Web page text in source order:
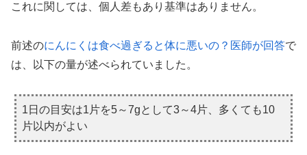
これに関しては、個人差もあり基準はありません。
前述のにんにくは食べ過ぎると体に悪いの？医師が回答で
は、以下の量が述べられていました。
1日の目安は1片を5～7gとして3～4片、多くても10
片以内がよい